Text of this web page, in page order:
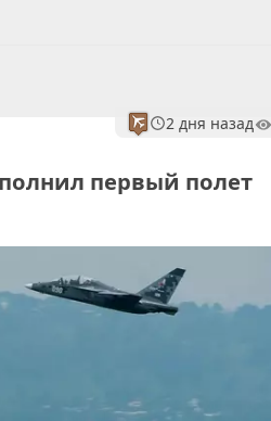
2 дня назад
первый полет